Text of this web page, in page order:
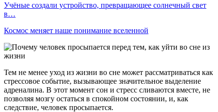
Учёные создали устройство, превращающее солнечный свет
в…
Космос меняет наше понимание вселенной
Тем не менее уход из жизни во сне может рассматриваться как
стрессовое событие, вызывающее значительное выделение
адреналина. В этот момент сон и стресс сливаются вместе, не
позволяя мозгу остаться в спокойном состоянии, и, как
следствие, человек просыпается.